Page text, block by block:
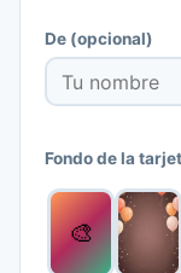
De (opcional)
Fondo de la
🎨